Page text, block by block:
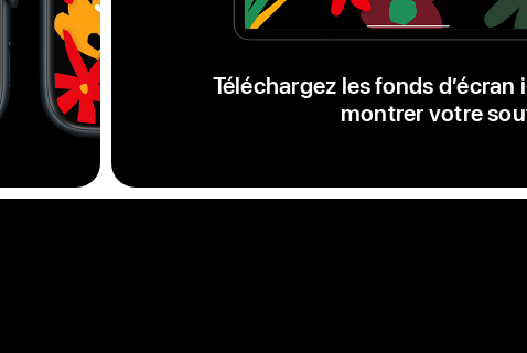
Unity
Bloom,
série
Téléchargez les fonds d’écran
montrer votre